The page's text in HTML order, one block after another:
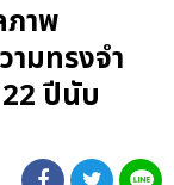
ภาพ
มทรงจำ
22 ปีนับ